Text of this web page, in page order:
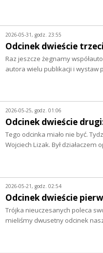
2026-05-31, godz. 23:55
Odcinek dwieście
Raz jeszcze żegnamy
autora wielu publikacji i wystaw
2026-05-25, godz. 01:06
Odcinek dwieście
Tego odcinka miało nie być.
Wojciech Lizak. Był
2026-05-21, godz. 02:54
Odcinek dwieście
Trójka nieuczesanych poleca
mieliśmy dwusetny odcinek